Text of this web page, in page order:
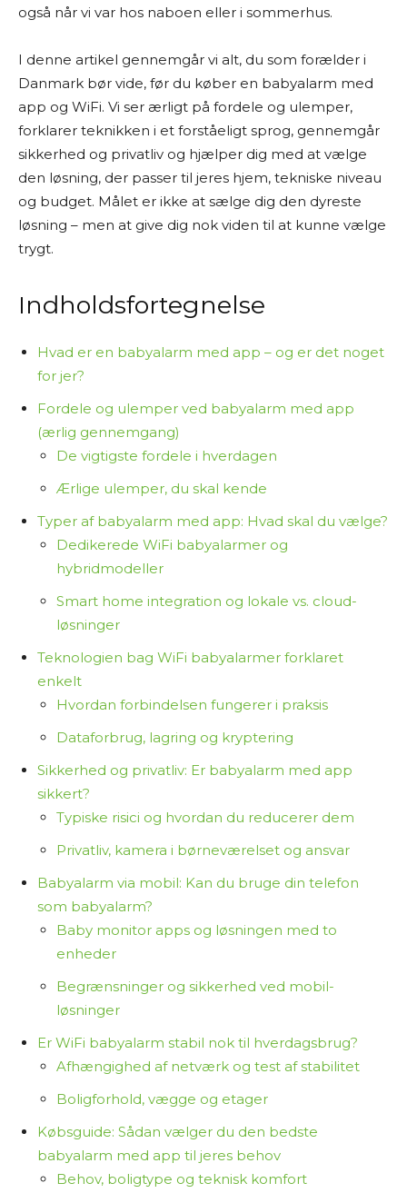
producentoplysninger, forhandlerbeskrivelser,
andre offentligt tilgængelige kilder – både fra
danske og udenlandske hjemmesider. På den
baggrund vurderer jeg fordele og ulemper ved
produkterne og giver mine personlige
anbefalinger.
Jeg bestræber mig på at give et godt overblik
og formidle information på en letforståelig
måde. Men jeg kan ikke garantere, at alle
eller dækkende.
Jeg vil også gøre opmærksom på, at siden ofte
indeholder links til forhandlere. Hvis du vælger at
provision. Det koster dig ikke ekstra og er med til
at finansiere arbejdet med at researche og
skrive indholdet.
hvordan jeg arbejder – så du ved, at jeg ikke selv
har haft alle produkterne i hænderne, men i
stedet samler og bearbejder tilgængelig viden
for at hjælpe dig med at træffe et informeret
valg.
Tak fordi du læser med på Osmedhus.dk!
også når vi var hos naboen eller i sommerhus.
I denne artikel gennemgår vi alt, du som forælder i
Danmark bør vide, før du køber en babyalarm med
app og WiFi. Vi ser ærligt på fordele og ulemper,
forklarer teknikken i et forståeligt sprog, gennemgår
sikkerhed og privatliv og hjælper dig med at vælge
den løsning, der passer til jeres hjem, tekniske niveau
og budget. Målet er ikke at sælge dig den dyreste
løsning – men at give dig nok viden til at kunne vælge
trygt.
Indholdsfortegnelse
Hvad er en babyalarm med app – og er det noget
for jer?
Fordele og ulemper ved babyalarm med app
(ærlig gennemgang)
De vigtigste fordele i hverdagen
Ærlige ulemper, du skal kende
Typer af babyalarm med app: Hvad skal du vælge?
Dedikerede WiFi babyalarmer og
hybridmodeller
Smart home integration og lokale vs. cloud-
løsninger
Teknologien bag WiFi babyalarmer forklaret
enkelt
Hvordan forbindelsen fungerer i praksis
Dataforbrug, lagring og kryptering
Sikkerhed og privatliv: Er babyalarm med app
sikkert?
Typiske risici og hvordan du reducerer dem
Privatliv, kamera i børneværelset og ansvar
Babyalarm via mobil: Kan du bruge din telefon
som babyalarm?
Baby monitor apps og løsningen med to
enheder
Begrænsninger og sikkerhed ved mobil-
løsninger
Er WiFi babyalarm stabil nok til hverdagsbrug?
Afhængighed af netværk og test af stabilitet
Boligforhold, vægge og etager
Købsguide: Sådan vælger du den bedste
babyalarm med app til jeres behov
Behov, boligtype og teknisk komfort